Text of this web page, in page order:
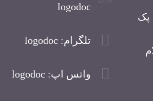
پک
logodoc
تلگرام: logodoc
واتس اپ: logodoc